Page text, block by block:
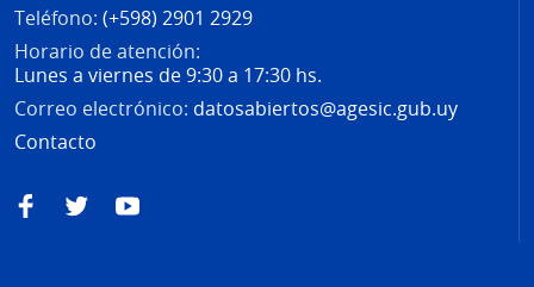
Teléfono: (+598) 2901 2929
Horario de atención:
Lunes a viernes de 9:30 a 17:30 hs.
Correo electrónico: datosabiertos@agesic.gub.uy
Contacto
FacebookTwitterYouTube